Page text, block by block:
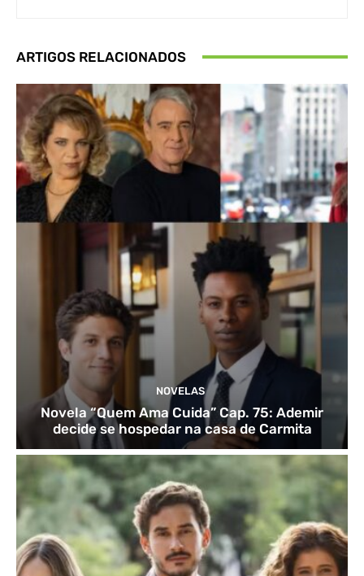
ARTIGOS RELACIONADOS
NOVELAS
Novela “Quem Ama Cuida” Cap. 75: Ademir
decide se hospedar na casa de Carmita